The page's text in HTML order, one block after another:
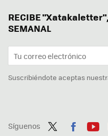
RECIBE "Xatakaletter",
SEMANAL
Suscribiéndote aceptas
Síguenos